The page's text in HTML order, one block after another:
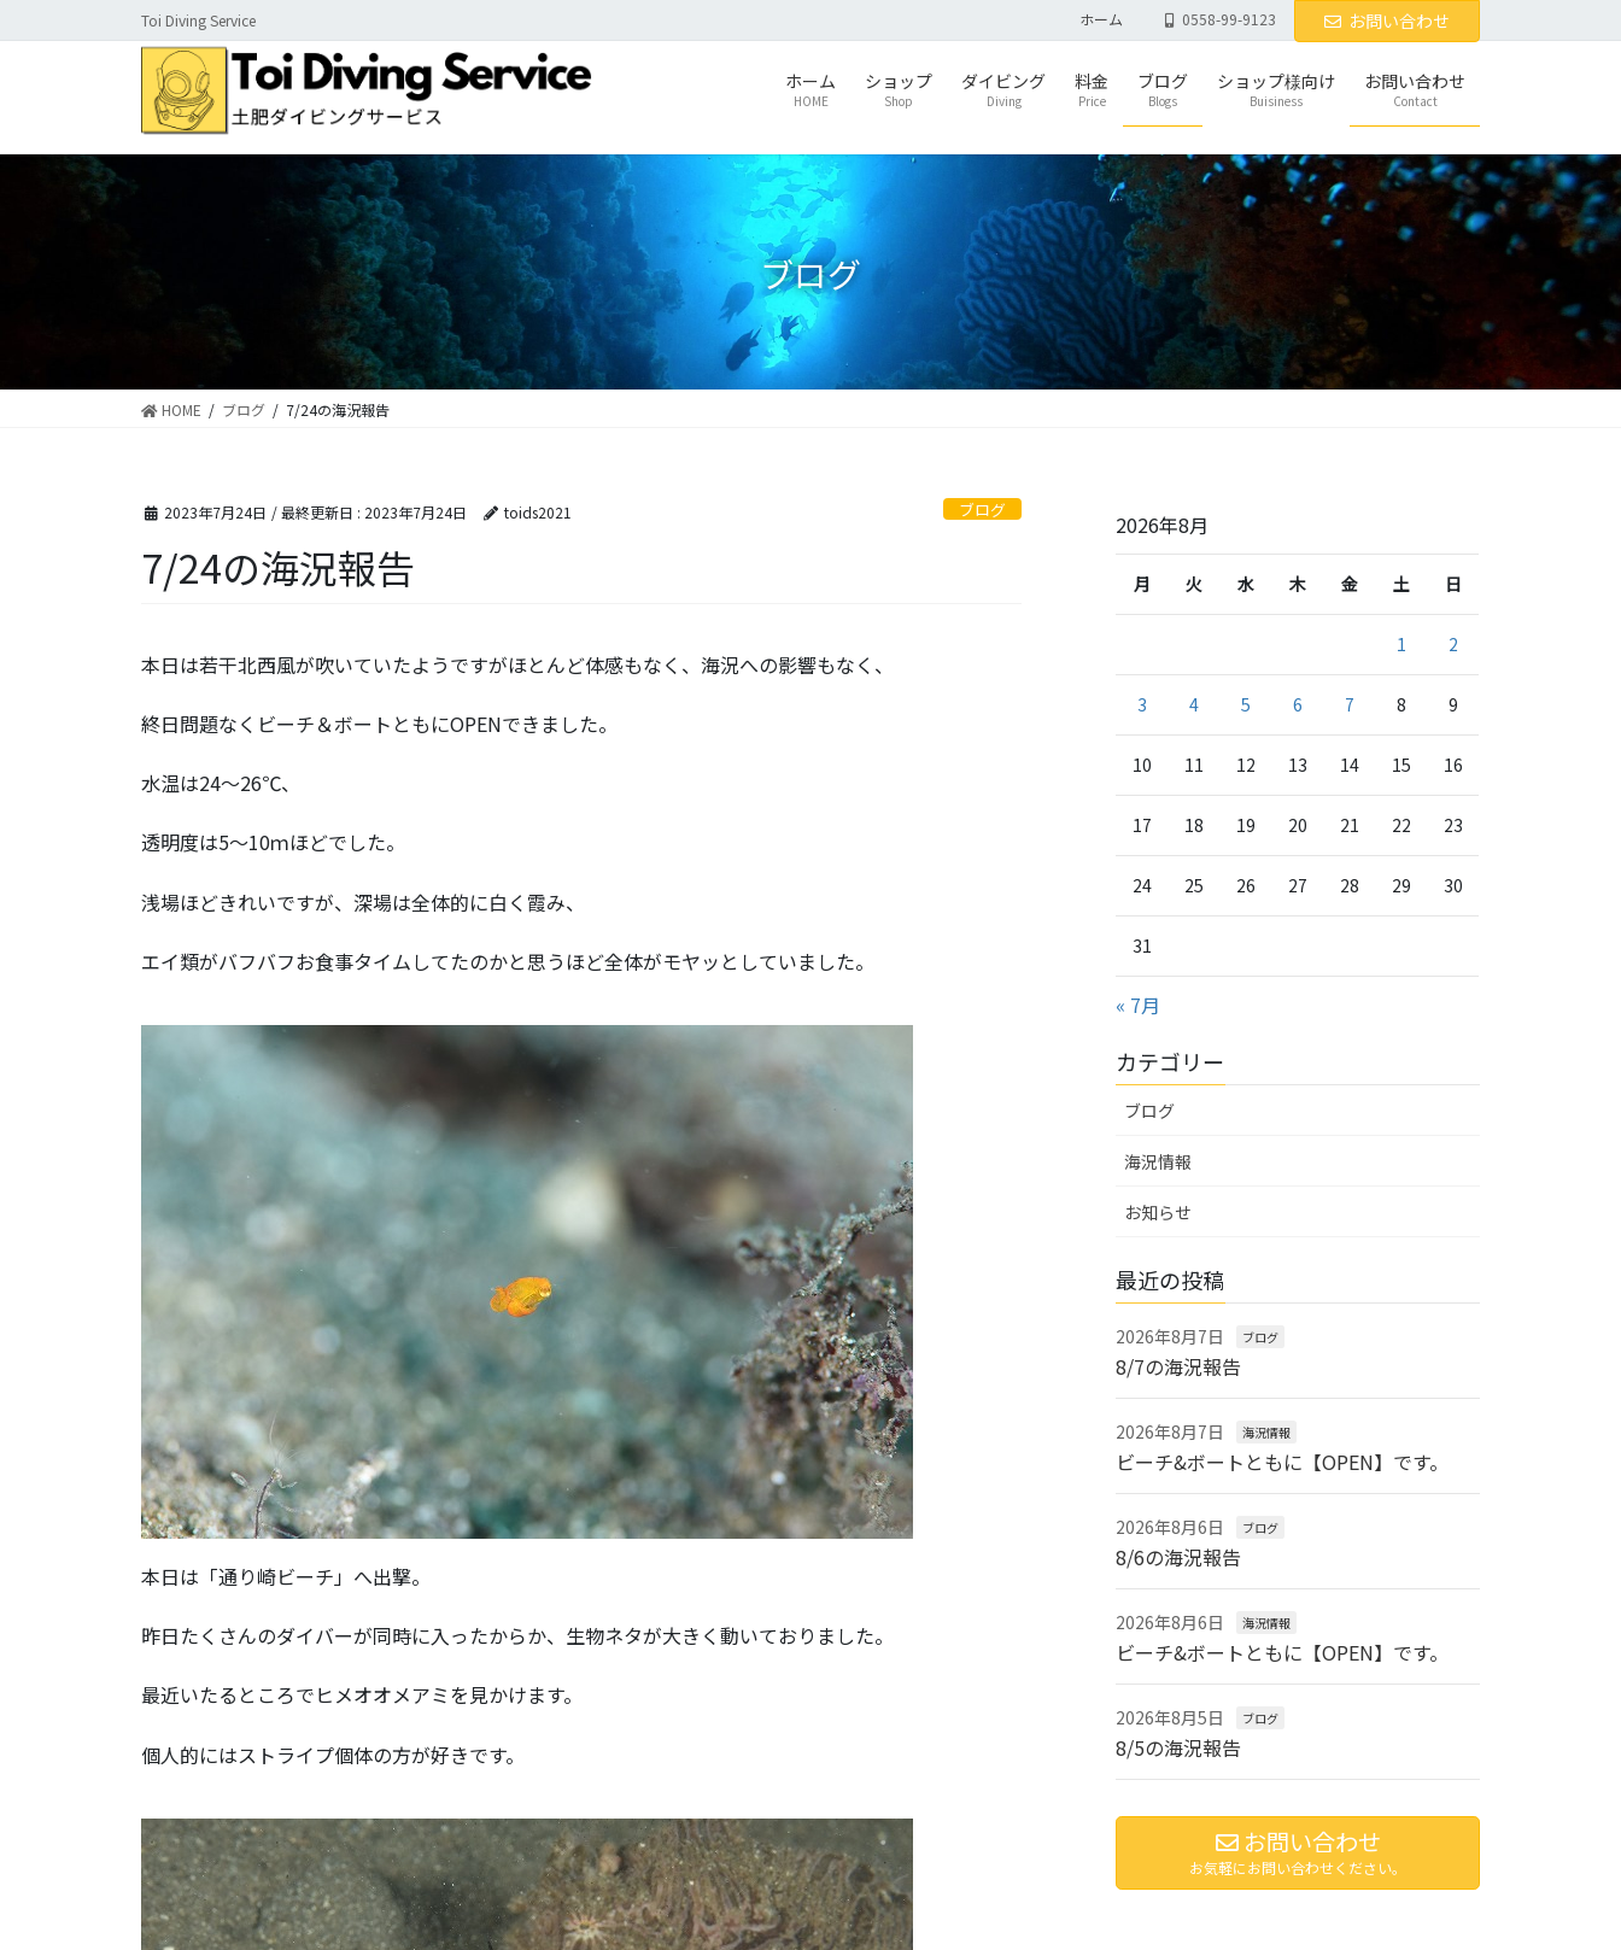
ン
に
ビ
ョ
Toi Diving Service ホーム 0558-99-9123 お問い合わせ
ホーム
HOME
ショップ
Shop
ダイビング
Diving
料金
Price
ブログ
Blogs
ショップ様向け
Buisiness
お問い合わせ
Contact
ブログ
HOME ブログ 7/24の海況報告
2023年7月24日 / 最終更新日 : 2023年7月24日 toids2021 ブログ
7/24の海況報告
本日は若干北西風が吹いていたようですがほとんど体感もなく、海況への影響もなく、
終日問題なくビーチ＆ボートともにOPENできました。
水温は24～26℃、
透明度は5～10ｍほどでした。
浅場ほどきれいですが、深場は全体的に白く霞み、
エイ類がバフバフお食事タイムしてたのかと思うほど全体がモヤッとしていました。
本日は「通り崎ビーチ」へ出撃。
昨日たくさんのダイバーが同時に入ったからか、生物ネタが大きく動いておりました。
最近いたるところでヒメオオメアミを見かけます。
個人的にはストライプ個体の方が好きです。
2026年8月
月 火 水 木 金 土 日
1 2
3 4 5 6 7 8 9
10 11 12 13 14 15 16
17 18 19 20 21 22 23
24 25 26 27 28 29 30
31
« 7月
カテゴリー
ブログ
海況情報
お知らせ
最近の投稿
2026年8月7日 ブログ
8/7の海況報告
2026年8月7日 海況情報
ビーチ&ボートともに【OPEN】です。
2026年8月6日 ブログ
8/6の海況報告
2026年8月6日 海況情報
ビーチ&ボートともに【OPEN】です。
2026年8月5日 ブログ
8/5の海況報告
お問い合わせ
お気軽にお問い合わせください。